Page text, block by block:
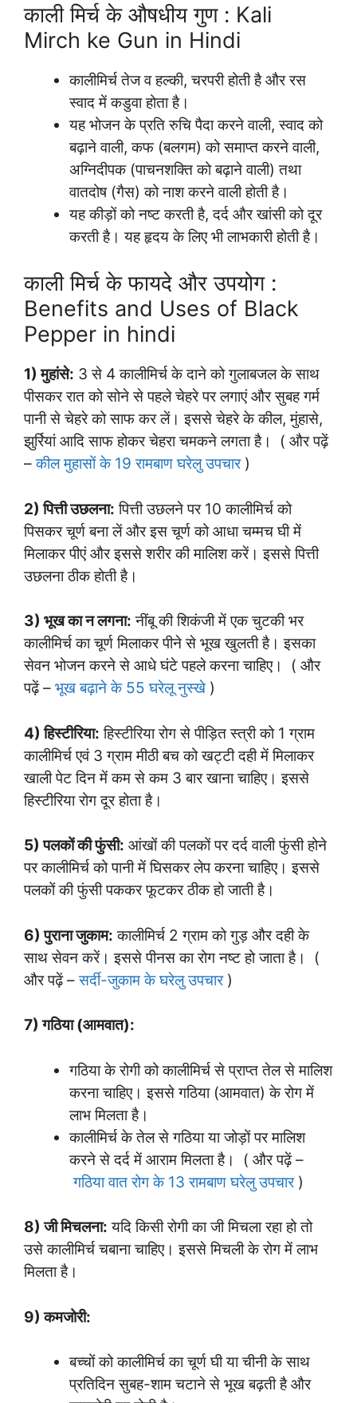
काली मिर्च के औषधीय गुण : Kali
Mirch ke Gun in Hindi
कालीमिर्च तेज व हल्की, चरपरी होती है और रस
स्वाद में कडुवा होता है।
यह भोजन के प्रति रुचि पैदा करने वाली, स्वाद को
बढ़ाने वाली, कफ (बलगम) को समाप्त करने वाली,
अग्निदीपक (पाचनशक्ति को बढ़ाने वाली) तथा
वातदोष (गैस) को नाश करने वाली होती है।
यह कीड़ों को नष्ट करती है, दर्द और खांसी को दूर
करती है। यह हृदय के लिए भी लाभकारी होती है।
काली मिर्च के फायदे और उपयोग :
Benefits and Uses of Black
Pepper in hindi
1) मुहांसे: 3 से 4 कालीमिर्च के दाने को गुलाबजल के साथ
पीसकर रात को सोने से पहले चेहरे पर लगाएं और सुबह गर्म
पानी से चेहरे को साफ कर लें। इससे चेहरे के कील, मुंहासे,
झुर्रियां आदि साफ होकर चेहरा चमकने लगता है। ( और पढ़ें
–कील मुहासों के 19 रामबाण घरेलु उपचार)
2) पित्ती उछलना: पित्ती उछलने पर 10 कालीमिर्च को
पिसकर चूर्ण बना लें और इस चूर्ण को आधा चम्मच घी में
मिलाकर पीएं और इससे शरीर की मालिश करें। इससे पित्ती
उछलना ठीक होती है।
3) भूख का न लगना: नींबू की शिकंजी में एक चुटकी भर
कालीमिर्च का चूर्ण मिलाकर पीने से भूख खुलती है। इसका
सेवन भोजन करने से आधे घंटे पहले करना चाहिए। ( और
पढ़ें – भूख बढ़ाने के 55 घरेलू नुस्खे )
4) हिस्टीरिया: हिस्टीरिया रोग से पीड़ित स्त्री को 1 ग्राम
कालीमिर्च एवं 3 ग्राम मीठी बच को खट्टी दही में मिलाकर
खाली पेट दिन में कम से कम 3 बार खाना चाहिए। इससे
हिस्टीरिया रोग दूर होता है।
5) पलकों की फुंसी: आंखों की पलकों पर दर्द वाली फुंसी होने
पर कालीमिर्च को पानी में घिसकर लेप करना चाहिए। इससे
पलकों की फुंसी पककर फूटकर ठीक हो जाती है।
6) पुराना जुकाम: कालीमिर्च 2 ग्राम को गुड़ और दही के
साथ सेवन करें। इससे पीनस का रोग नष्ट हो जाता है। (
और पढ़ें –सर्दी-जुकाम के घरेलु उपचार)
7) गठिया (आमवात):
गठिया के रोगी को कालीमिर्च से प्राप्त तेल से मालिश
करना चाहिए। इससे गठिया (आमवात) के रोग में
लाभ मिलता है।
कालीमिर्च के तेल से गठिया या जोड़ों पर मालिश
करने से दर्द में आराम मिलता है। ( और पढ़ें –
गठिया वात रोग के 13 रामबाण घरेलु उपचार)
8) जी मिचलना: यदि किसी रोगी का जी मिचला रहा हो तो
उसे कालीमिर्च चबाना चाहिए। इससे मिचली के रोग में लाभ
मिलता है।
9) कमजोरी:
बच्चों को कालीमिर्च का चूर्ण घी या चीनी के साथ
प्रतिदिन सुबह-शाम चटाने से भूख बढ़ती है और